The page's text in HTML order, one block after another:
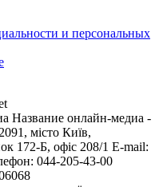
и персональных
Название онлайн-медиа -
місто Київ,
Б, офіс 208/1 E-mail:
044-205-43-00